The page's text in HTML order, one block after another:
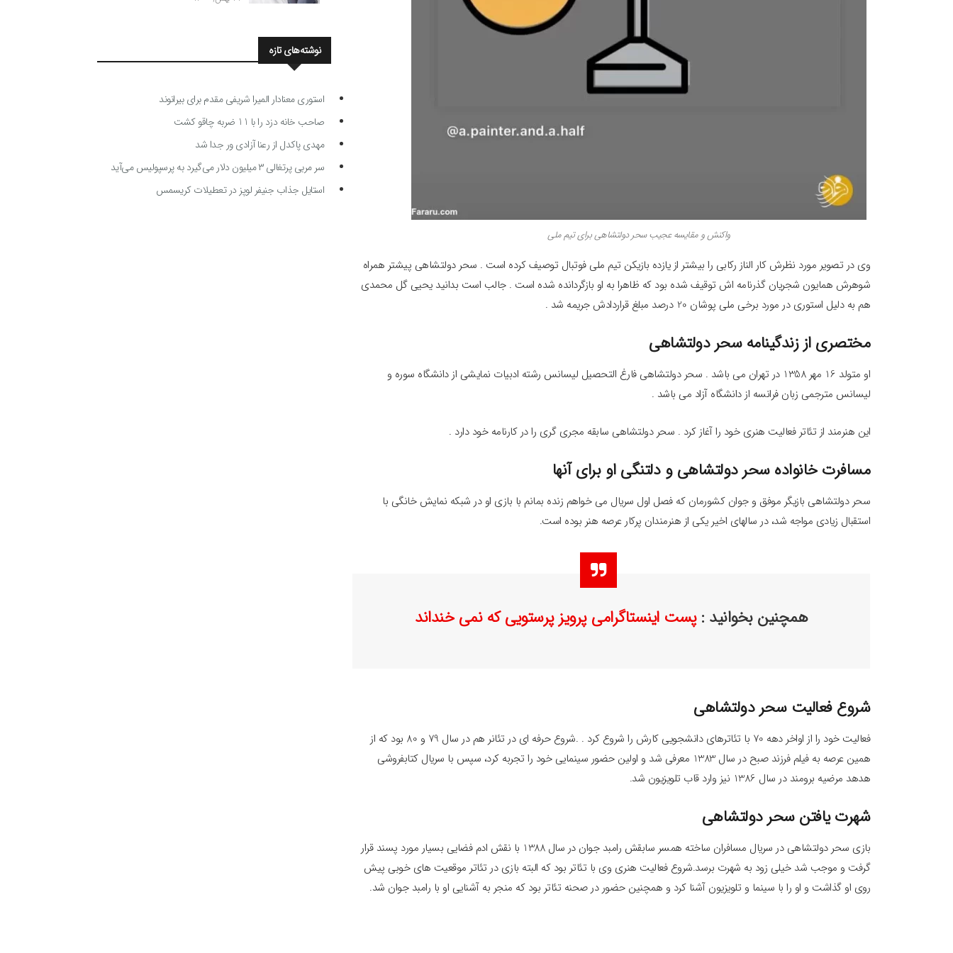
واکنش و مقایسه عجیب سحر دولتشاهی برای تیم ملی
وی در تصویر مورد نظرش کار الناز رکابی را بیشتر از یازده بازیکن تیم ملی فوتبال توصیف کرده است . سحر دولتشاهی پیشتر همراه
شوهرش همایون شجریان گذرنامه اش توقیف شده بود که ظاهرا به او بازگردانده شده است . جالب است بدانید یحیی گل محمدی
هم به دلیل استوری در مورد برخی ملی پوشان 20 درصد مبلغ قراردادش جریمه شد .
مختصری از زندگینامه سحر دولتشاهی
او متولد 16 مهر 1358 در تهران می باشد . سحر دولتشاهی فارغ التحصیل لیسانس رشته ادبیات نمایشی از دانشگاه سوره و
لیسانس مترجمی زبان فرانسه از دانشگاه آزاد می باشد .
این هنرمند از تئاتر فعالیت هنری خود را آغاز کرد . سحر دولتشاهی سابقه مجری گری را در کارنامه خود دارد .
مسافرت خانواده سحر دولتشاهی و دلتنگی او برای آنها
سحر دولتشاهی بازیگر موفق و جوان کشورمان که فصل اول سریال می خواهم زنده بمانم با بازی او در شبکه نمایش خانگی با
استقبال زیادی مواجه شد، در سالهای اخیر یکی از هنرمندان پرکار عرصه هنر بوده است.
همچنین بخوانید : پست اینستاگرامی پرویز پرستویی که نمی خنداند
شروع فعالیت سحر دولتشاهی
فعالیت خود را از اواخر دهه 70 با تئاترهای دانشجویی کارش را شروع کرد . .شروع حرفه ای در تئانر هم در سال 79 و 80 بود که از
همین عرصه به فیلم فرزند صبح در سال 1383 معرفی شد و اولین حضور سینمایی خود را تجربه کرد، سپس با سریال کتابفروشی
هدهد مرضیه برومند در سال 1386 نیز وارد قاب تلویزیون شد.
شهرت یافتن سحر دولتشاهی
بازی سحر دولتشاهی در سریال مسافران ساخته همسر سابقش رامبد جوان در سال 1388 با نقش ادم فضایی بسیار مورد پسند قرار
گرفت و موجب شد خیلی زود به شهرت برسد.شروع فعالیت هنری وی با تئاتر بود که البته بازی در تئاتر موقعیت های خوبی پیش
روی او گذاشت و او را با سینما و تلویزیون آشنا کرد و همچنین حضور در صحنه تئاتر بود که منجر به آشنایی او با رامبد جوان شد.
نوشته‌های تازه
استوری معنادار المیرا شریفی مقدم برای بیرانوند
صاحب خانه دزد را با 11 ضربه چاقو کشت
مهدی پاکدل از رعنا آزادی ور جدا شد
سر مربی پرتغالی ۳ میلیون دلار می‌گیرد به پرسپولیس می‌آید
استایل جذاب جنیفر لوپز در تعطیلات کریسمس